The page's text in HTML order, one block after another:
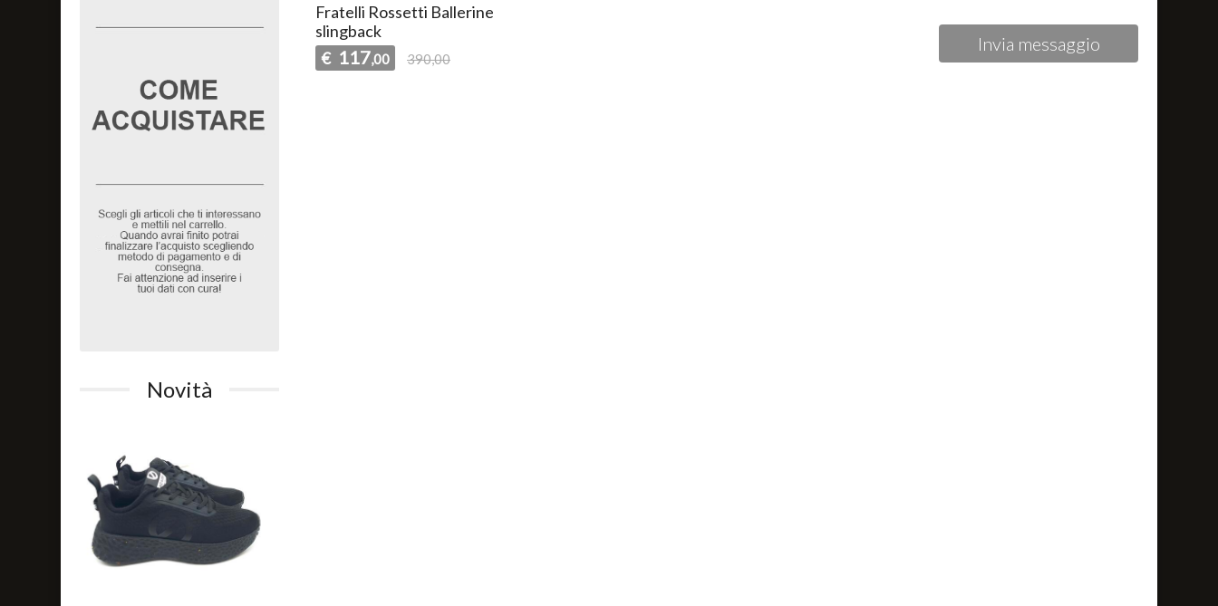
Fratelli Rossetti Ballerine
slingback
€ 117,00 390,00
Novità
Invia messaggio